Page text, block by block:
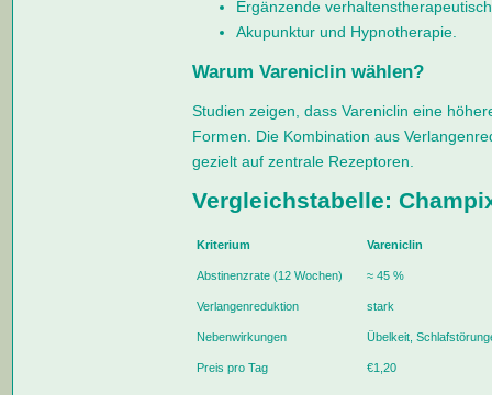
Ergänzende
Akupunktur und Hypnotherapie.
Warum Vareniclin wählen?
Studien zeigen, dass Vareniclin eine
Formen. Die Kombination aus
gezielt auf zentrale Rezeptoren.
Vergleichstabelle:
Kriterium Vareniclin
Abstinenzrate (12 Wochen) ≈ 45 %
Verlangenreduktion stark
Nebenwirkungen Übelkeit,
Preis pro Tag €1,20